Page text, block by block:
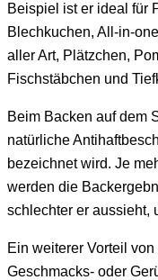
Beispiel ist er ideal für
Blechkuchen, All-in-
aller Art, Plätzchen,
Fischstäbchen und
Beim Backen auf dem
natürliche
bezeichnet wird. Je
werden die
schlechter er aussieht,
Ein weiterer Vorteil
Geschmacks- oder